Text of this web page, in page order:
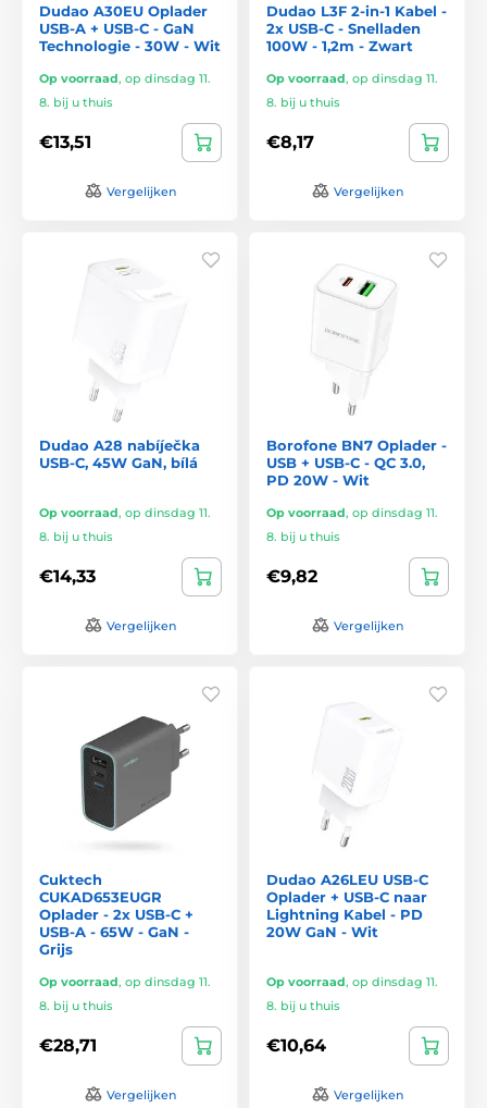
Dudao A30EU Oplader
USB-A + USB-C - GaN
Technologie - 30W - Wit
Op voorraad, op dinsdag 11.
8. bij u thuis
€13,51
Vergelijken
Dudao L3F 2-in-1 Kabel -
2x USB-C - Snelladen
100W - 1,2m - Zwart
Op voorraad, op dinsdag 11.
8. bij u thuis
€8,17
Vergelijken
Dudao A28 nabíječka
USB-C, 45W GaN, bílá
Op voorraad, op dinsdag 11.
8. bij u thuis
€14,33
Vergelijken
Borofone BN7 Oplader -
USB + USB-C - QC 3.0,
PD 20W - Wit
Op voorraad, op dinsdag 11.
8. bij u thuis
€9,82
Vergelijken
Cuktech
CUKAD653EUGR
Oplader - 2x USB-C +
USB-A - 65W - GaN -
Grijs
Op voorraad, op dinsdag 11.
8. bij u thuis
€28,71
Vergelijken
Dudao A26LEU USB-C
Oplader + USB-C naar
Lightning Kabel - PD
20W GaN - Wit
Op voorraad, op dinsdag 11.
8. bij u thuis
€10,64
Vergelijken